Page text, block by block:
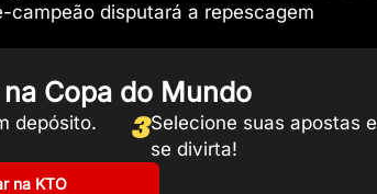
disputará a repescagem
Copa do Mundo
depósito. 3Selecione suas apostas e
se divirta!
na KTO